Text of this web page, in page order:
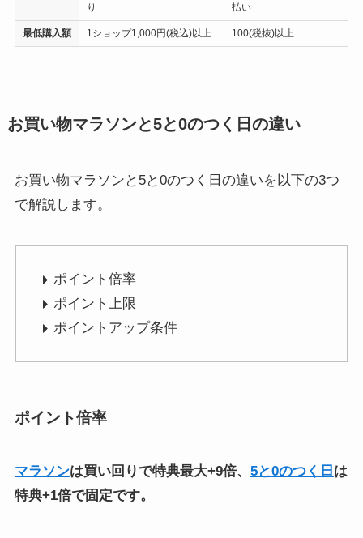
り
払い
最低購入額 1ショップ1,000円(税込)以上 100(税抜)以上
お買い物マラソンと5と0のつく日の違い
お買い物マラソンと5と0のつく日の違いを以下の3つ
で解説します。
ポイント倍率
ポイント上限
ポイントアップ条件
ポイント倍率
マラソンは買い回りで特典最大+9倍、 5と0のつく日 は
特典+1倍で固定です。